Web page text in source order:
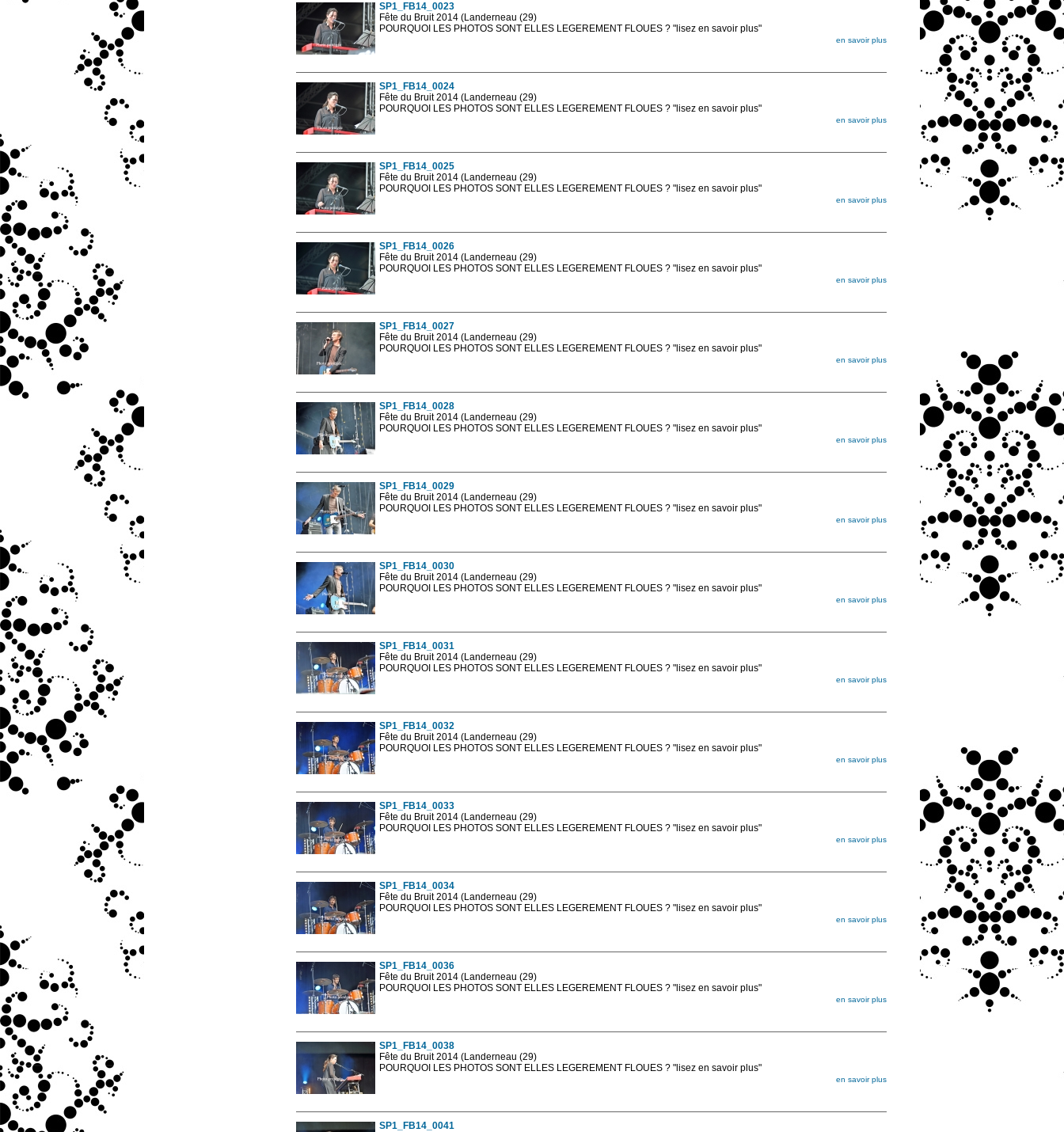
SP1_FB14_0023
Fête du Bruit 2014 (Landerneau (29)
POURQUOI LES PHOTOS SONT ELLES LEGEREMENT FLOUES ? "lisez en savoir plus"
en savoir plus
SP1_FB14_0024
Fête du Bruit 2014 (Landerneau (29)
POURQUOI LES PHOTOS SONT ELLES LEGEREMENT FLOUES ? "lisez en savoir plus"
en savoir plus
SP1_FB14_0025
Fête du Bruit 2014 (Landerneau (29)
POURQUOI LES PHOTOS SONT ELLES LEGEREMENT FLOUES ? "lisez en savoir plus"
en savoir plus
SP1_FB14_0026
Fête du Bruit 2014 (Landerneau (29)
POURQUOI LES PHOTOS SONT ELLES LEGEREMENT FLOUES ? "lisez en savoir plus"
en savoir plus
SP1_FB14_0027
Fête du Bruit 2014 (Landerneau (29)
POURQUOI LES PHOTOS SONT ELLES LEGEREMENT FLOUES ? "lisez en savoir plus"
en savoir plus
SP1_FB14_0028
Fête du Bruit 2014 (Landerneau (29)
POURQUOI LES PHOTOS SONT ELLES LEGEREMENT FLOUES ? "lisez en savoir plus"
en savoir plus
SP1_FB14_0029
Fête du Bruit 2014 (Landerneau (29)
POURQUOI LES PHOTOS SONT ELLES LEGEREMENT FLOUES ? "lisez en savoir plus"
en savoir plus
SP1_FB14_0030
Fête du Bruit 2014 (Landerneau (29)
POURQUOI LES PHOTOS SONT ELLES LEGEREMENT FLOUES ? "lisez en savoir plus"
en savoir plus
SP1_FB14_0031
Fête du Bruit 2014 (Landerneau (29)
POURQUOI LES PHOTOS SONT ELLES LEGEREMENT FLOUES ? "lisez en savoir plus"
en savoir plus
SP1_FB14_0032
Fête du Bruit 2014 (Landerneau (29)
POURQUOI LES PHOTOS SONT ELLES LEGEREMENT FLOUES ? "lisez en savoir plus"
en savoir plus
SP1_FB14_0033
Fête du Bruit 2014 (Landerneau (29)
POURQUOI LES PHOTOS SONT ELLES LEGEREMENT FLOUES ? "lisez en savoir plus"
en savoir plus
SP1_FB14_0034
Fête du Bruit 2014 (Landerneau (29)
POURQUOI LES PHOTOS SONT ELLES LEGEREMENT FLOUES ? "lisez en savoir plus"
en savoir plus
SP1_FB14_0036
Fête du Bruit 2014 (Landerneau (29)
POURQUOI LES PHOTOS SONT ELLES LEGEREMENT FLOUES ? "lisez en savoir plus"
en savoir plus
SP1_FB14_0038
Fête du Bruit 2014 (Landerneau (29)
POURQUOI LES PHOTOS SONT ELLES LEGEREMENT FLOUES ? "lisez en savoir plus"
en savoir plus
SP1_FB14_0041